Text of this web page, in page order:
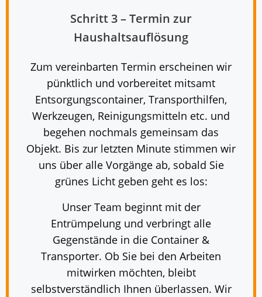
Schritt 3 – Termin zur
Haushaltsauflösung
Zum vereinbarten Termin erscheinen wir
pünktlich und vorbereitet mitsamt
Entsorgungscontainer, Transporthilfen,
Werkzeugen, Reinigungsmitteln etc. und
begehen nochmals gemeinsam das
Objekt. Bis zur letzten Minute stimmen wir
uns über alle Vorgänge ab, sobald Sie
grünes Licht geben geht es los:
Unser Team beginnt mit der
Entrümpelung und verbringt alle
Gegenstände in die Container &
Transporter. Ob Sie bei den Arbeiten
mitwirken möchten, bleibt
selbstverständlich Ihnen überlassen. Wir